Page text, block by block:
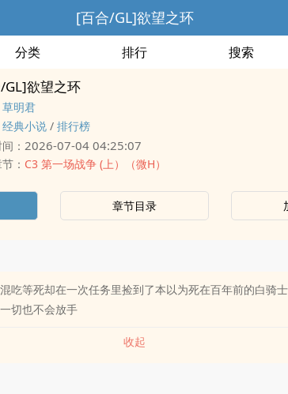
[百合/GL]欲望之环
分类 排行 搜索
GL]欲望之环
草明君
经典小说 / 排行榜
： 2026-07-04 04:25:07
： C3 第一场战争 (上）（微H）
章节目录
吃等死却在一次任务里捡到了本以为死在百年前的白骑
切也不会放手
收起